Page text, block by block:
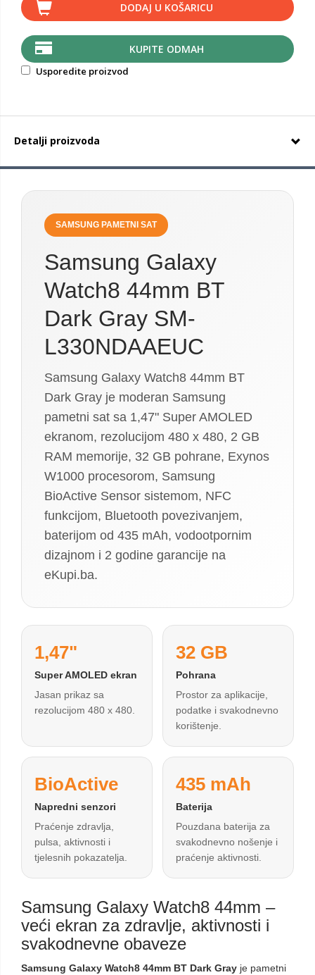
DODAJ U KOŠARICU
KUPITE ODMAH
Usporedite proizvod
Detalji proizvoda
SAMSUNG PAMETNI SAT
Samsung Galaxy
Watch8 44mm BT
Dark Gray SM-
L330NDAAEUC
Samsung Galaxy Watch8 44mm BT
Dark Gray je moderan Samsung
pametni sat sa 1,47" Super AMOLED
ekranom, rezolucijom 480 x 480, 2 GB
RAM memorije, 32 GB pohrane, Exynos
W1000 procesorom, Samsung
BioActive Sensor sistemom, NFC
funkcijom, Bluetooth povezivanjem,
baterijom od 435 mAh, vodootpornim
dizajnom i 2 godine garancije na
eKupi.ba.
1,47"
Super AMOLED ekran
Jasan prikaz sa
rezolucijom 480 x 480.
32 GB
Pohrana
Prostor za aplikacije,
podatke i svakodnevno
korištenje.
BioActive
Napredni senzori
Praćenje zdravlja,
pulsa, aktivnosti i
tjelesnih pokazatelja.
435 mAh
Baterija
Pouzdana baterija za
svakodnevno nošenje i
praćenje aktivnosti.
Samsung Galaxy Watch8 44mm –
veći ekran za zdravlje, aktivnosti i
svakodnevne obaveze
Samsung Galaxy Watch8 44mm BT Dark Gray je pametni